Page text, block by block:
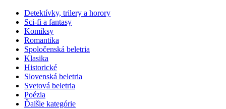
Detektívky, trilery a horory
Sci-fi a fantasy
Komiksy
Romantika
Spoločenská beletria
Klasika
Historické
Slovenská beletria
Svetová beletria
Poézia
Ďalšie kategórie